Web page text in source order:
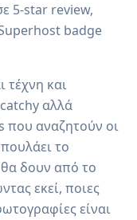
5-star review,
badge
τέχνη και
αλλά
που αναζητούν οι
το
δουν από το
εκεί, ποιες
είναι